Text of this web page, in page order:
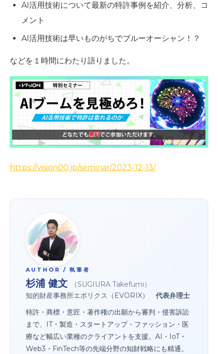
AI活用技術について最新の特許事例を紹介、分析、コ
メント
AI活用技術は早いものがちでブルーオーシャン！？
などを１時間にわたり語りました。
https://vision00.jp/seminar/2023-12-13/
AUTHOR / 執筆者
杉浦 健文
（SUGIURA Takefumi）
知的財産事務所エボリクス（EVORIX） 代表弁理士
特許・商標・意匠・著作権の出願から審判・侵害訴訟
まで、IT・製造・スタートアップ・ファッション・医
療など幅広い業種のクライアントを支援。AI・IoT・
Web3・FinTech等の先端分野の知財戦略にも精通。